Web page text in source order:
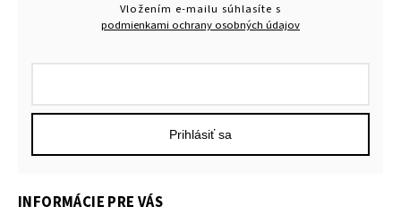
INFORMÁCIE PRE VÁS
Vložením e-mailu súhlasíte s
podmienkami ochrany osobných údajov
Prihlásiť sa